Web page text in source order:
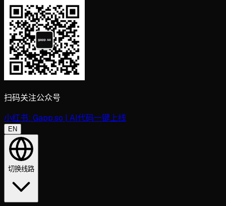
扫码关注公众号
小红书: Gapp.so | AI代码一键上线
EN
切换线路